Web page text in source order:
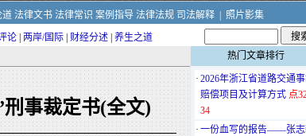
道 法律文书 法律常识 案例指导 法律法规 司法解释|
照片影集
论 两岸/国际 财经分述 养生之道
事裁定书(全文)
热门文章排行
· 2026年浙江省道路交通
赔偿项目及计算方式 点
34
· 一份血写的报告——张志